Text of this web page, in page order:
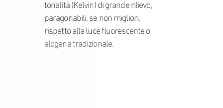
tonalità (Kelvin) di grande rilievo,
paragonabili, se non migliori,
rispetto alla luce fluorescente o
alogena tradizionale.